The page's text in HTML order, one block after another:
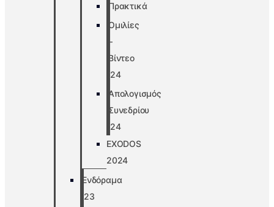
Πρακτικά
Ομιλίες
–
Βίντεο
’24
Απολογισμός
Συνεδρίου
’24
EXODOS
2024
Ενδόραμα
’23